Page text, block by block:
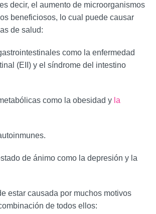
decir, el aumento de microorganismos
beneficiosos, lo cual puede causar
de salud:
como la enfermedad
(EII) y el síndrome del intestino
como la obesidad y la
de ánimo como la depresión y la
estar causada por muchos motivos
de todos ellos: